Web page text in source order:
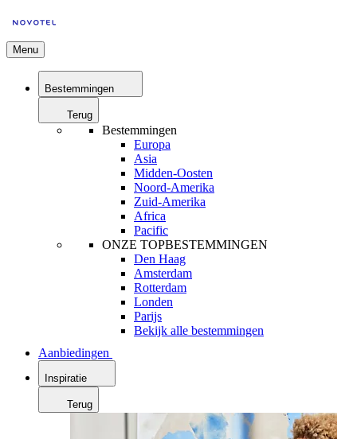
Menu
Bestemmingen
Terug
Bestemmingen
Europa
Asia
Midden-Oosten
Noord-Amerika
Zuid-Amerika
Africa
Pacific
ONZE TOPBESTEMMINGEN
Den Haag
Amsterdam
Rotterdam
Londen
Parijs
Bekijk alle bestemmingen
Aanbiedingen
Inspiratie
Terug